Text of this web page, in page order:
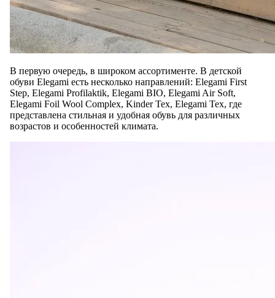
В первую очередь, в широком ассортименте. В детской
обуви Elegami есть несколько направлений: Elegami First
Step, Elegami Profilaktik, Elegami BIO, Elegami Air Soft,
Elegami Foil Wool Complex, Kinder Tex, Elegami Tex, где
представлена стильная и удобная обувь для различных
возрастов и особенностей климата.